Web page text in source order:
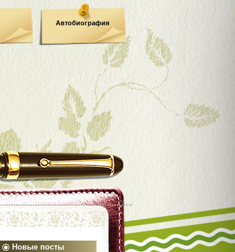
Автобиография
Новые посты